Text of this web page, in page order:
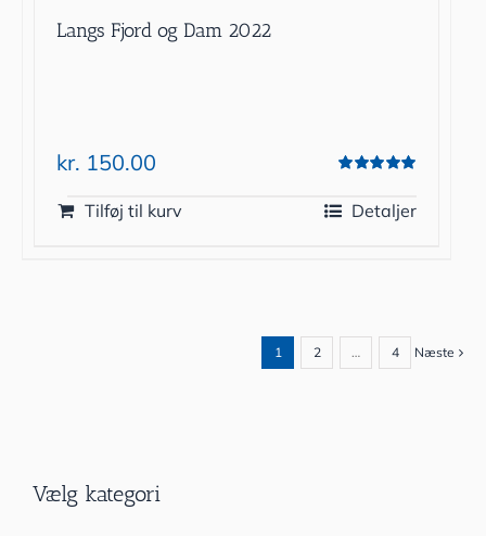
Langs Fjord og Dam 2022
5.00
ud af 5
kr. 150.00
Tilføj til kurv Detaljer
1 2 … 4 Næste
Vælg kategori